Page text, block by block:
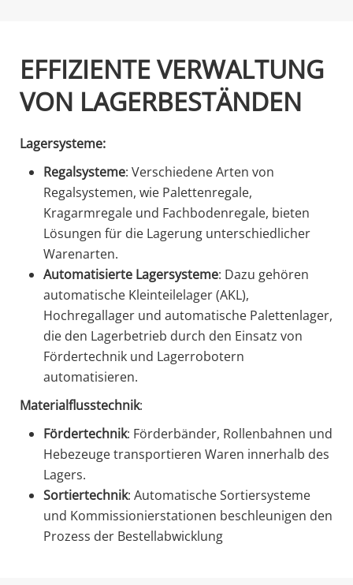
EFFIZIENTE VERWALTUNG
VON LAGERBESTÄNDEN
Lagersysteme:
Regalsysteme: Verschiedene Arten von
Regalsystemen, wie Palettenregale,
Kragarmregale und Fachbodenregale, bieten
Lösungen für die Lagerung unterschiedlicher
Warenarten.
Automatisierte Lagersysteme: Dazu gehören
automatische Kleinteilelager (AKL),
Hochregallager und automatische Palettenlager,
die den Lagerbetrieb durch den Einsatz von
Fördertechnik und Lagerrobotern
automatisieren.
Materialflusstechnik:
Fördertechnik: Förderbänder, Rollenbahnen und
Hebezeuge transportieren Waren innerhalb des
Lagers.
Sortiertechnik: Automatische Sortiersysteme
und Kommissionierstationen beschleunigen den
Prozess der Bestellabwicklung